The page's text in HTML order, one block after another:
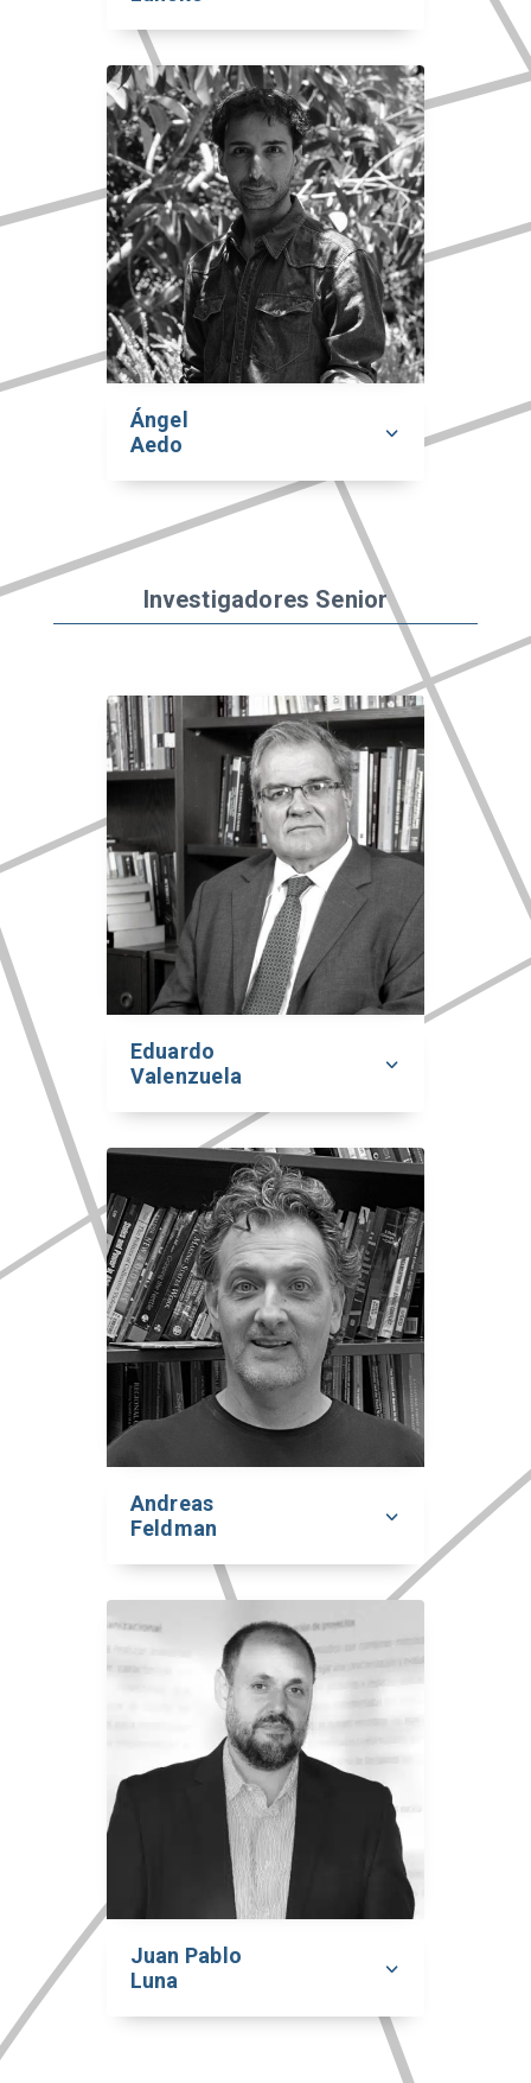
Ángel
Aedo
Investigadores Senior
Eduardo
Valenzuela
Andreas
Feldman
Juan Pablo
Luna